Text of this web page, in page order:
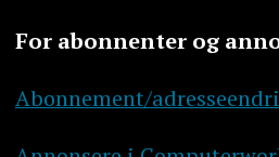
For abonnenter og
Abonnement/